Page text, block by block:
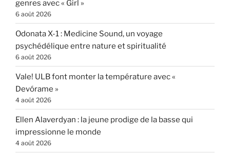
genres avec « Girl »
6 août 2026
Odonata X-1 : Medicine Sound, un voyage
psychédélique entre nature et spiritualité
6 août 2026
Vale! ULB font monter la température avec «
Devórame »
4 août 2026
Ellen Alaverdyan : la jeune prodige de la basse qui
impressionne le monde
4 août 2026